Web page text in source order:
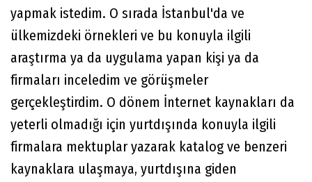
yapmak istedim. O sırada İstanbul'da ve
ülkemizdeki örnekleri ve bu konuyla ilgili
araştırma ya da uygulama yapan kişi ya da
firmaları inceledim ve görüşmeler
gerçekleştirdim. O dönem İnternet kaynakları da
yeterli olmadığı için yurtdışında konuyla ilgili
firmalara mektuplar yazarak katalog ve benzeri
kaynaklara ulaşmaya, yurtdışına giden